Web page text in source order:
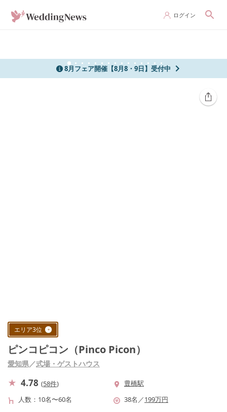
ログイン
8月フェア開催【8月8・9日】受付中
エリア3位
ピンコピコン（Pinco Picon）
愛知県／式場・ゲストハウス
4.78 (58件)
豊橋駅
人数
10名〜60名 38名 ／199万円